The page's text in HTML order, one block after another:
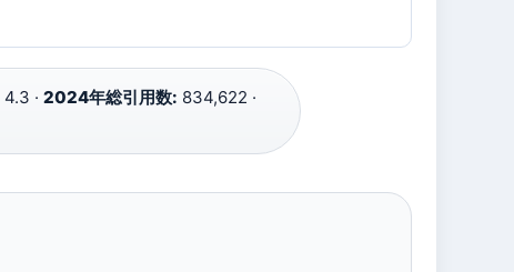
4.3 · 2024年総引用数: 834,622 ·